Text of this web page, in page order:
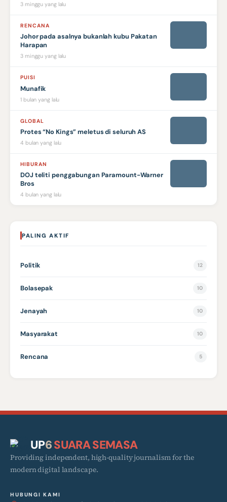
3 minggu yang lalu
RENCANA
Johor pada asalnya bukanlah kubu Pakatan
Harapan
3 minggu yang lalu
PUISI
Munafik
1 bulan yang lalu
GLOBAL
Protes “No Kings” meletus di seluruh AS
4 bulan yang lalu
HIBURAN
DOJ teliti penggabungan Paramount-Warner
Bros
4 bulan yang lalu
PALING AKTIF
Politik 12
Bolasepak 10
Jenayah 10
Masyarakat 10
Rencana 5
UP6SUARA SEMASA
Providing independent, high-quality journalism for the
modern digital landscape.
HUBUNGI KAMI